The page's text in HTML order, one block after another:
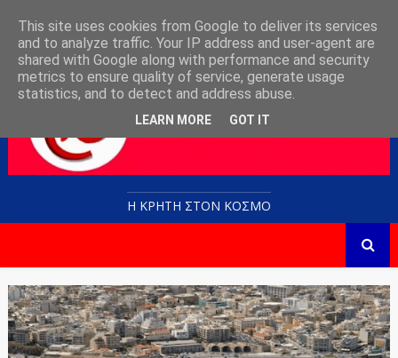
Η ΚΡΗΤΗ ΣΤΟN KOΣΜΟ
This site uses cookies from Google to deliver its services
and to analyze traffic. Your IP address and user-agent are
shared with Google along with performance and security
metrics to ensure quality of service, generate usage
statistics, and to detect and address abuse.
LEARN MORE GOT IT